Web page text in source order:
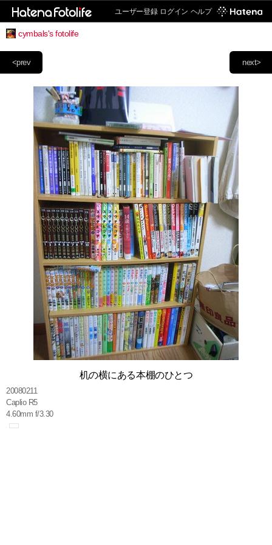
ユーザー登録 ログイン ヘルプ
cymbals's fotolife
next>
<prev
机の横にある本棚のひとつ
20080211
Caplio R5
4.60mm f/3.30